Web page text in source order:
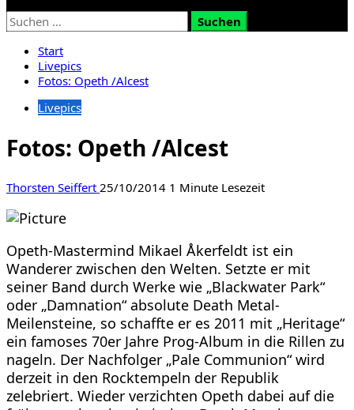
Suchen
nach:
Start
Livepics
Fotos: Opeth /Alcest
Livepics
Fotos: Opeth /Alcest
Thorsten Seiffert 25/10/2014 1 Minute Lesezeit
Opeth-Mastermind Mikael Åkerfeldt ist ein
Wanderer zwischen den Welten. Setzte er mit
seiner Band durch Werke wie „Blackwater Park“
oder „Damnation“ absolute Death Metal-
Meilensteine, so schaffte er es 2011 mit „Heritage“
ein famoses 70er Jahre Prog-Album in die Rillen zu
nageln. Der Nachfolger „Pale Communion“ wird
derzeit in den Rocktempeln der Republik
zelebriert. Wieder verzichten Opeth dabei auf die